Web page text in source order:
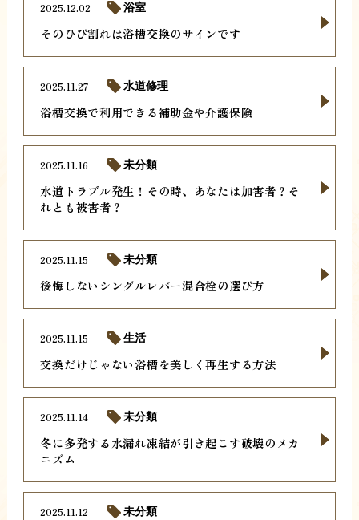
そのひび割れは浴槽交換のサインです
2025.12.02 浴室
浴槽交換で利用できる補助金や介護保険
2025.11.27 水道修理
水道トラブル発生！その時、あなたは加害者？そ
れとも被害者？
2025.11.16 未分類
後悔しないシングルレバー混合栓の選び方
2025.11.15 未分類
交換だけじゃない浴槽を美しく再生する方法
2025.11.15 生活
冬に多発する水漏れ凍結が引き起こす破壊のメカ
ニズム
2025.11.14 未分類
2025.11.12 未分類